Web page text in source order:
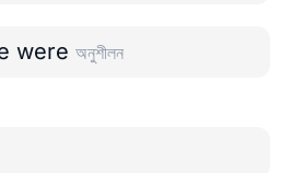
were অনুশীলন